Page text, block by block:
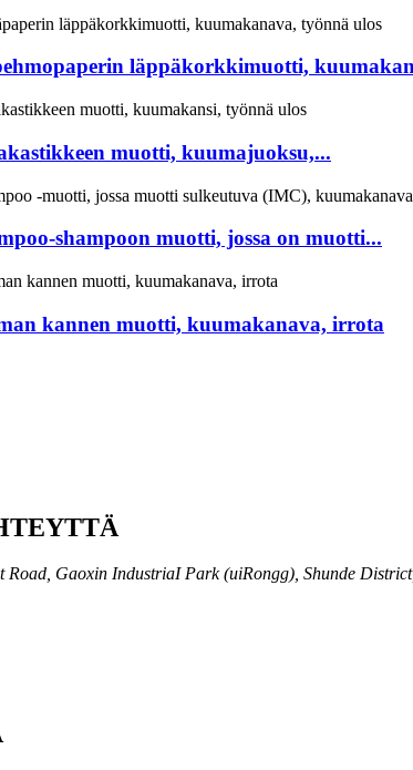
läppäkorkkimuotti,
muotti, kuumajuoksu,...
shampoon muotti, jossa on muotti...
kannen muotti, kuumakanava, irrota
Road, Gaoxin IndustriaI Park (uiRongg), Shunde